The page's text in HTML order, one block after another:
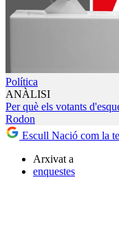
Política
ANÀLISI
Per què els votants
Rodon
Escull Nació com la
Arxivat a
enquestes